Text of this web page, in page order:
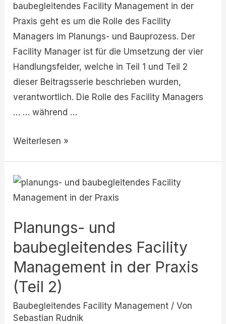
baubegleitendes Facility Management in der
Praxis geht es um die Rolle des Facility
Managers im Planungs- und Bauprozess. Der
Facility Manager ist für die Umsetzung der vier
Handlungsfelder, welche in Teil 1 und Teil 2
dieser Beitragsserie beschrieben wurden,
verantwortlich. Die Rolle des Facility Managers
… … während …
Weiterlesen »
Planungs- und
baubegleitendes Facility
Management in der Praxis
(Teil 2)
Baubegleitendes Facility Management / Von
Sebastian Rudnik
Planungs-
und
Facility
Management
der
Praxis
(Teil
2)